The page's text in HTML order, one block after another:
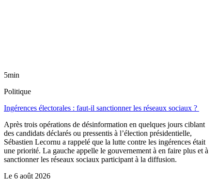
5min
Politique
Ingérences électorales : faut-il sanctionner les réseaux sociaux ?
Après trois opérations de désinformation en quelques jours ciblant
des candidats déclarés ou pressentis à l’élection présidentielle,
Sébastien Lecornu a rappelé que la lutte contre les ingérences était
une priorité. La gauche appelle le gouvernement à en faire plus et à
sanctionner les réseaux sociaux participant à la diffusion.
Le 6 août 2026